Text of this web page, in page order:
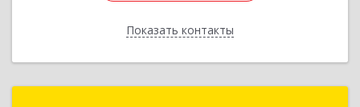
Показать контакты
Назад